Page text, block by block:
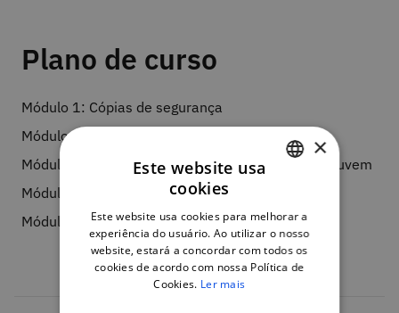
Plano de curso
Módulo 1: Cópias de segurança
Módulo 2: Eliminação segura da informação
Módulo 3: Armazenamento local, na rede ou na nuvem
Módulo 4: Referências
Módulo 5: Avaliação
×
Este website usa
cookies
Este website usa cookies para melhorar a
experiência do usuário. Ao utilizar o nosso
website, estará a concordar com todos os
cookies de acordo com nossa Política de
Cookies. Ler mais